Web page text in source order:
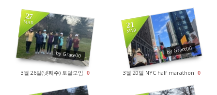
27
MAR
by Grace00
1553
3월 26일(넷째주) 토달모임 0
21
MAR
by Grace00
1501
3월 20일 NYC half marathon 0